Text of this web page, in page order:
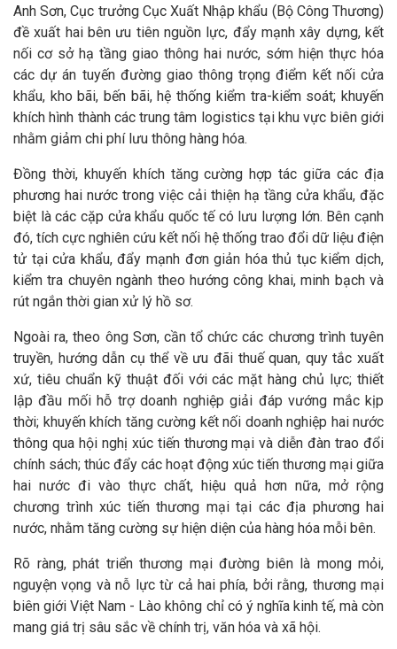
Anh Sơn, Cục trưởng Cục Xuất Nhập khẩu (Bộ Công Thương)
đề xuất hai bên ưu tiên nguồn lực, đẩy mạnh xây dựng, kết
nối cơ sở hạ tầng giao thông hai nước, sớm hiện thực hóa
các dự án tuyến đường giao thông trọng điểm kết nối cửa
khẩu, kho bãi, bến bãi, hệ thống kiểm tra-kiểm soát; khuyến
khích hình thành các trung tâm logistics tại khu vực biên giới
nhằm giảm chi phí lưu thông hàng hóa.
Đồng thời, khuyến khích tăng cường hợp tác giữa các địa
phương hai nước trong việc cải thiện hạ tầng cửa khẩu, đặc
biệt là các cặp cửa khẩu quốc tế có lưu lượng lớn. Bên cạnh
đó, tích cực nghiên cứu kết nối hệ thống trao đổi dữ liệu điện
tử tại cửa khẩu, đẩy mạnh đơn giản hóa thủ tục kiểm dịch,
kiểm tra chuyên ngành theo hướng công khai, minh bạch và
rút ngắn thời gian xử lý hồ sơ.
Ngoài ra, theo ông Sơn, cần tổ chức các chương trình tuyên
truyền, hướng dẫn cụ thể về ưu đãi thuế quan, quy tắc xuất
xứ, tiêu chuẩn kỹ thuật đối với các mặt hàng chủ lực; thiết
lập đầu mối hỗ trợ doanh nghiệp giải đáp vướng mắc kịp
thời; khuyến khích tăng cường kết nối doanh nghiệp hai nước
thông qua hội nghị xúc tiến thương mại và diễn đàn trao đổi
chính sách; thúc đẩy các hoạt động xúc tiến thương mại giữa
hai nước đi vào thực chất, hiệu quả hơn nữa, mở rộng
chương trình xúc tiến thương mại tại các địa phương hai
nước, nhằm tăng cường sự hiện diện của hàng hóa mỗi bên.
Rõ ràng, phát triển thương mại đường biên là mong mỏi,
nguyện vọng và nỗ lực từ cả hai phía, bởi rằng, thương mại
biên giới Việt Nam - Lào không chỉ có ý nghĩa kinh tế, mà còn
mang giá trị sâu sắc về chính trị, văn hóa và xã hội.